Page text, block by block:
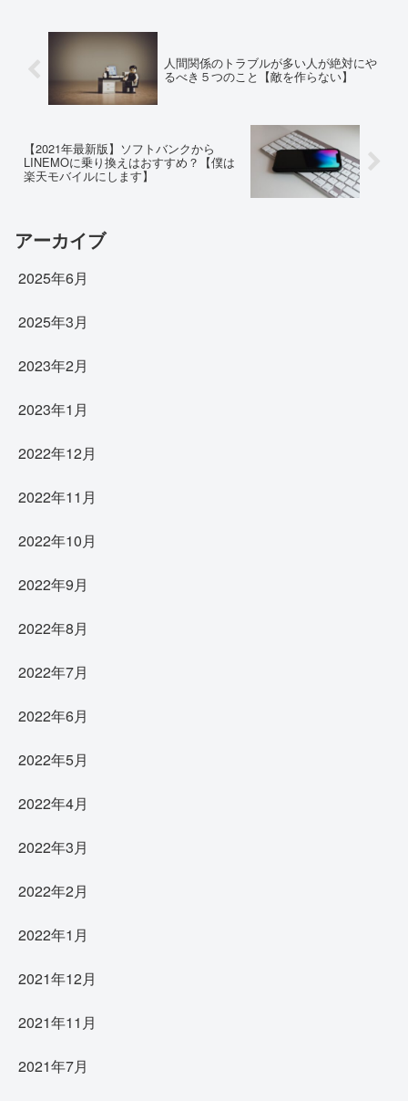
人間関係のトラブルが多い人が絶対にや
るべき５つのこと【敵を作らない】
【2021年最新版】ソフトバンクから
LINEMOに乗り換えはおすすめ？【僕は
楽天モバイルにします】
アーカイブ
2025年6月
2025年3月
2023年2月
2023年1月
2022年12月
2022年11月
2022年10月
2022年9月
2022年8月
2022年7月
2022年6月
2022年5月
2022年4月
2022年3月
2022年2月
2022年1月
2021年12月
2021年11月
2021年7月